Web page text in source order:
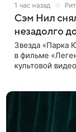
1 час назад
Сэм Нил
незадолго
Звезда «Парка
в фильме
культовой